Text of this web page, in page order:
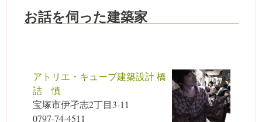
お話を伺った建築家
アトリエ・キューブ建築設計 橋
詰 慎
宝塚市伊孑志2丁目3-11
0797-74-4511